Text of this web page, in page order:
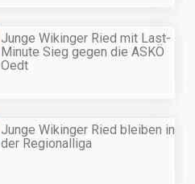
Junge Wikinger Ried mit Last-
Minute Sieg gegen die ASKÖ
Oedt
Junge Wikinger Ried bleiben in
der Regionalliga